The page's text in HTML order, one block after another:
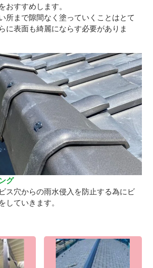
おすすめします。
所まで隙間なく塗っていくことはとて
に表面も綺麗にならす必要がありま
グ
ス穴からの雨水侵入を防止する為にビ
していきます。